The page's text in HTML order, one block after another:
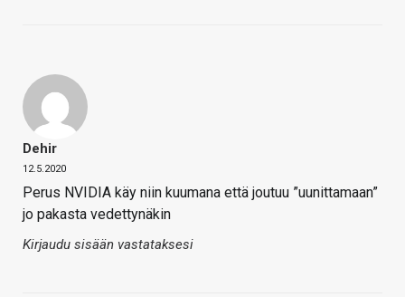
Dehir
12.5.2020
Perus NVIDIA käy niin kuumana että joutuu ”uunittamaan”
jo pakasta vedettynäkin
Kirjaudu sisään vastataksesi